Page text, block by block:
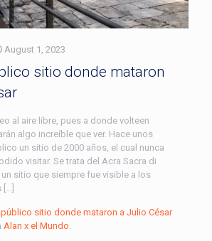
August 1, 2023
sitio donde mataron
al aire libre, pues a donde volteen
algo increíble que ver. Hace unos
un sitio de 2000 años, el cual nunca
visitar. Se trata del Acra Sacra di
sitio que siempre fue visible a los
[…]
sitio donde mataron a Julio César
Alan x el Mundo.